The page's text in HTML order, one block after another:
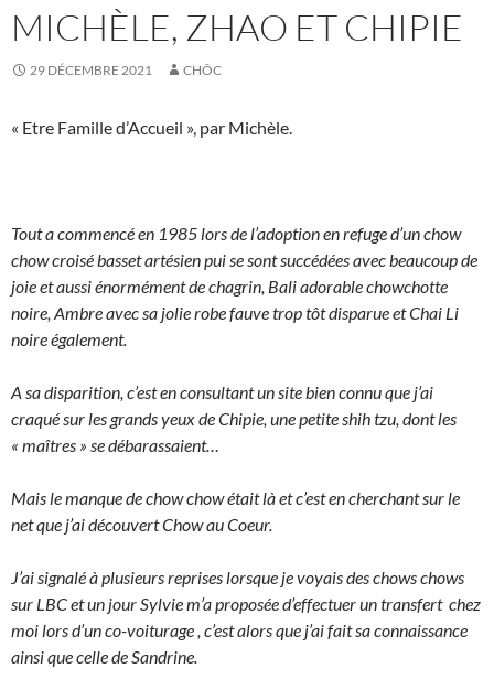
MICHÈLE, ZHAO ET CHIPIE
29 DÉCEMBRE 2021 CHÔC
« Etre Famille d’Accueil », par Michèle.
Tout a commencé en 1985 lors de l’adoption en refuge d’un chow
chow croisé basset artésien pui se sont succédées avec beaucoupde
joie et aussi énormément de chagrin, Bali adorable chowchotte
noire, Ambre avec sa jolie robe fauve trop tôt disparue et Chai Li
noire également.
A sa disparition, c’est en consultant un site bien connu que j’ai
craqué sur les grands yeux de Chipie, une petite shih tzu, dont les
« maîtres » se débarassaient…
Mais le manque de chow chow était là et c’est en cherchant sur le
net que j’ai découvert Chow au Coeur.
J’ai signalé à plusieurs reprises lorsque je voyais des chows chows
sur LBC et un jour Sylvie m’a proposée d’effectuerun transfert chez
moi lors d’un co-voiturage , c’est alors que j’ai fait sa connaissance
ainsi que celle de Sandrine.